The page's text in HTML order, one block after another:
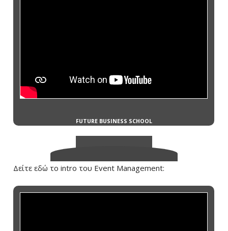
Δείτε εδώ το intro του Event Management: